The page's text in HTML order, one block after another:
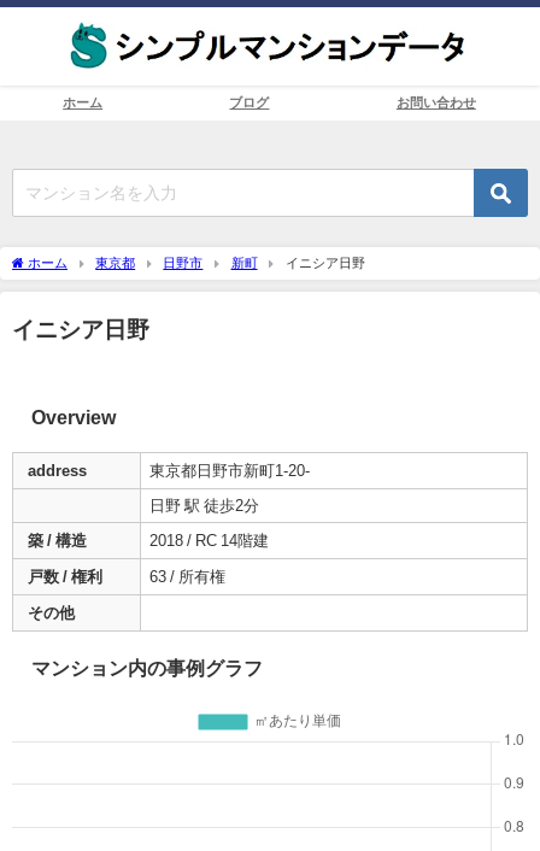
ホーム ブログ お問い合わせ
ホーム 東京都 日野市 新町 イニシア日野
イニシア日野
Overview
address 東京都日野市新町1-20-
日野 駅 徒歩2分
築 / 構造 2018 / RC 14階建
戸数 / 権利 63 / 所有権
その他
マンション内の事例グラフ